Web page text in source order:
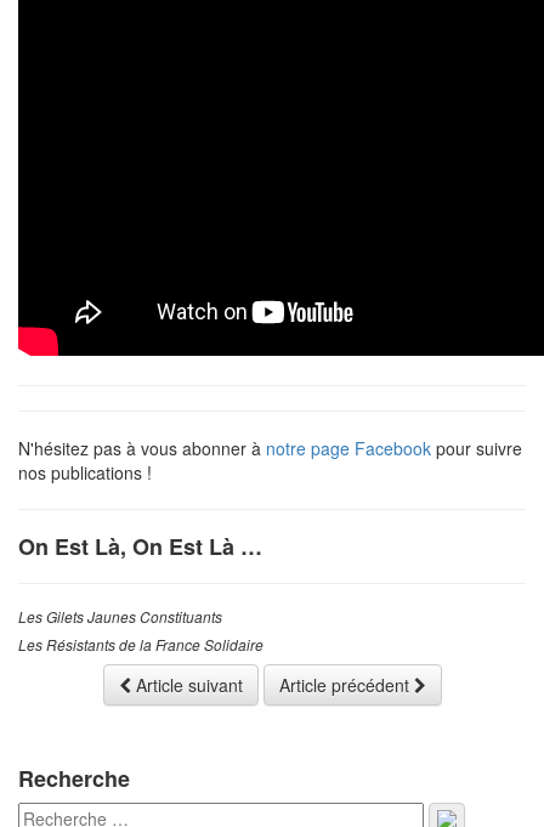
N'hésitez pas à vous abonner à notre page Facebook pour suivre
nos publications !
On Est Là, On Est Là …
Les Gilets Jaunes Constituants
Les Résistants de la France Solidaire
Article suivant Article précédent
Recherche